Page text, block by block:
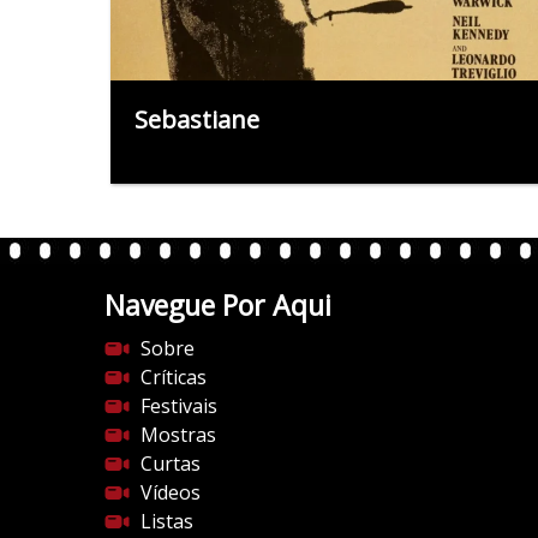
Sebastiane
Navegue Por Aqui
Sobre
Críticas
Festivais
Mostras
Curtas
Vídeos
Listas